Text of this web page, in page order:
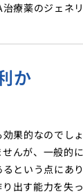
療薬のジェ
か
果的なので
んが、一般的
という点に
出す能力を失